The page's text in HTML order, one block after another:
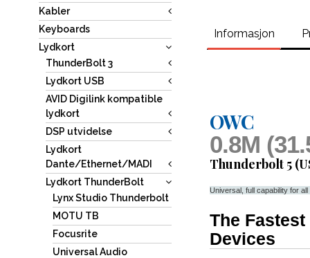
Kabler
Keyboards
Lydkort
ThunderBolt 3
Lydkort USB
AVID Digilink kompatible
lydkort
DSP utvidelse
Lydkort
Dante/Ethernet/MADI
Lydkort ThunderBolt
Lynx Studio Thunderbolt
MOTU TB
Focusrite
Universal Audio
Informasjon
OWC
0.8M
Thunderbolt 5
Universal, full capability for
The
Devices